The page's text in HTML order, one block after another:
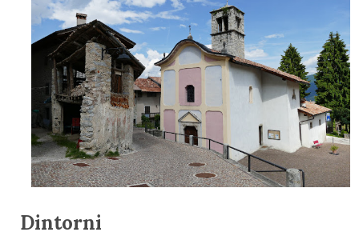
Dintorni